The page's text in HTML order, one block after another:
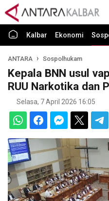
Kalbar Ekonomi
ANTARA Sospolhukam
Kepala BNN usul
RUU Narkotika dan
Selasa, 7 April 2026 16:05